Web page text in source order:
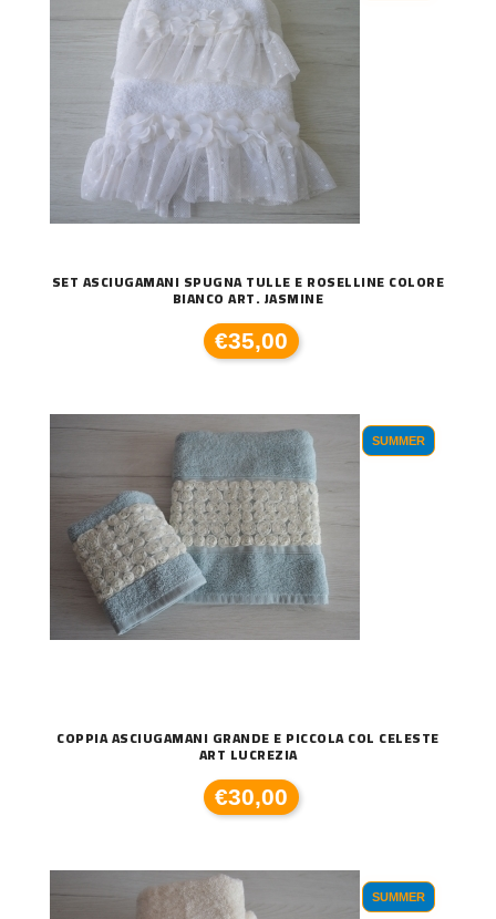
SET ASCIUGAMANI SPUGNA TULLE E ROSELLINE COLORE
BIANCO ART. JASMINE
€35,00
SUMMER
COPPIA ASCIUGAMANI GRANDE E PICCOLA COL CELESTE
ART LUCREZIA
€30,00
SUMMER